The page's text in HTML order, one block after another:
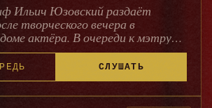
Ильич Юзовский раздаёт
творческого вечера в
актёра. В очереди к мэтру
– справа налево – актёры
и Борис Ливанов, певец Иван
Юрий Завадский...
СЛУШАТЬ